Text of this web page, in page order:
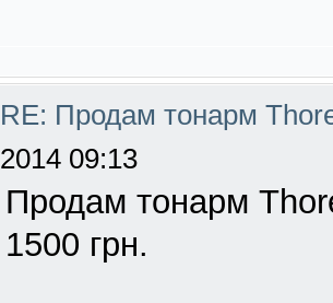
RE: Продам тонарм
2014 09:13
Продам тонарм
1500 грн.